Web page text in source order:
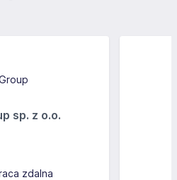
sp. z o.o.
zdalna